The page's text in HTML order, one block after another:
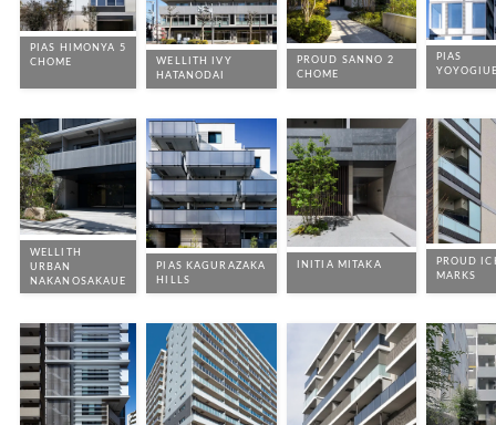
PIAS HIMONYA 5
CHOME
WELLITH IVY
HATANODAI
PROUD SANNO 2
CHOME
PIAS
WELLITH
URBAN
NAKANOSAKAUE
PIAS KAGURAZAKA
HILLS
INITIA MITAKA
PROUD
MARKS